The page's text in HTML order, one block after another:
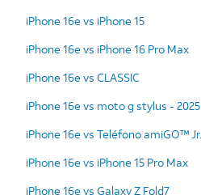
iPhone 16e vs iPhone 15
iPhone 16e vs iPhone 16 Pro Max
iPhone 16e vs CLASSIC
iPhone 16e vs moto g stylus - 2025
iPhone 16e vs Teléfono amiGO™ Jr.
iPhone 16e vs iPhone 15 Pro Max
iPhone 16e vs Galaxy Z Fold7